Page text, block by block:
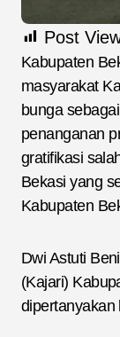
Post
Kabupaten Bekasi – Salah seorang warga
masyarakat
bunga
penanganan
gratifikasi
Bekasi yang
Kabupaten
Dwi Astuti
(Kajari)
dipertanyakan